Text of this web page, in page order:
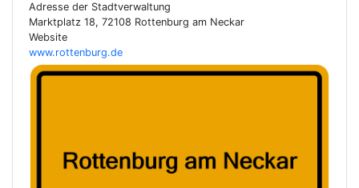
Adresse der Stadtverwaltung
Marktplatz 18, 72108 Rottenburg am Neckar
Website
www.rottenburg.de